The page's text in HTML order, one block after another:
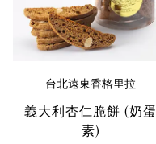
台北遠東香格里拉
義大利杏仁脆餅 (奶蛋
素)